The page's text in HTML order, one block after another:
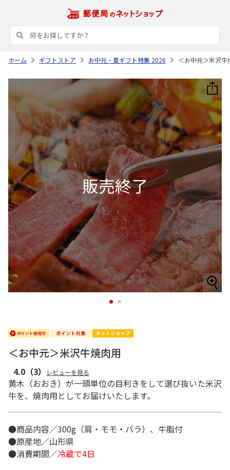
ホーム ギフトストア お中元・夏ギフト特集 2026 ＜お中元＞米沢牛
1 2
＜お中元＞米沢牛焼肉用
4.0 （3） レビューを見る
黄木（おおき）が一頭単位の目利きをして選び抜いた米沢
牛を、焼肉用としてお届けいたします。
●商品内容／300g（肩・モモ・バラ）、牛脂付
●原産地／山形県
●消費期間／冷蔵で4日